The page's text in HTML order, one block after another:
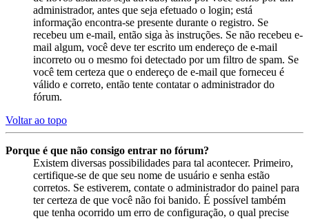
administrador, antes que seja efetuado o login; está
informação encontra-se presente durante o registro. Se
recebeu um e-mail, então siga às instruções. Se não recebeu e-
mail algum, você deve ter escrito um endereço de e-mail
incorreto ou o mesmo foi detectado por um filtro de spam. Se
você tem certeza que o endereço de e-mail que forneceu é
válido e correto, então tente contatar o administrador do
fórum.
Voltar ao topo
Porque é que não consigo entrar no fórum?
Existem diversas possibilidades para tal acontecer. Primeiro,
certifique-se de que seu nome de usuário e senha estão
corretos. Se estiverem, contate o administrador do painel para
ter certeza de que você não foi banido. É possível também
que tenha ocorrido um erro de configuração, o qual precise